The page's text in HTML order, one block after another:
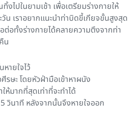
ไปในยามเช้า เพื่อเตรียมร่างกายให้
น เราอยากแนะนำท่าบิดขี้เกียจขั้นสูงสุด
ต่อทั้งร่างกายได้คลายความตึงจากท่า
น
ายใจไว้
รษะ โดยหัวฝ่ามือเข้าหาผนัง
ห้มากที่สุดเท่าที่จะทำได้
5 วินาที หลังจากนั้นจึงหายใจออก